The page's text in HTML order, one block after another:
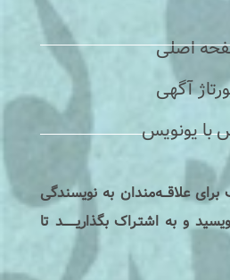
علاقـــه‌مندان به نویسندگی
و به اشتـراک بگذاریـــــــد تا
اصلی
آگهی
با یونویس